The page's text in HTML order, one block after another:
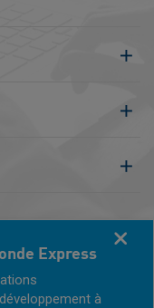
ET
Express
à